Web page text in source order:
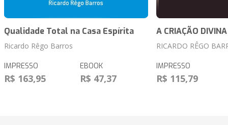
Qualidade Total na Casa Espírita
Ricardo Rêgo Barros
IMPRESSO
R$ 163,95
EBOOK
R$ 47,37
A CRIAÇÃO DIVINA
RICARDO RÊGO
IMPRESSO
R$ 115,79